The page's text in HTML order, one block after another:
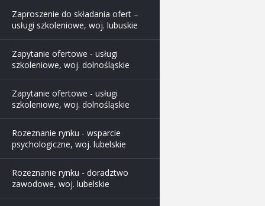
Zaproszenie do składania ofert –
usługi szkoleniowe, woj. lubuskie
Zapytanie ofertowe - usługi
szkoleniowe, woj. dolnośląskie
Zapytanie ofertowe - usługi
szkoleniowe, woj. dolnośląskie
Rozeznanie rynku - wsparcie
psychologiczne, woj. lubelskie
Rozeznanie rynku - doradztwo
zawodowe, woj. lubelskie